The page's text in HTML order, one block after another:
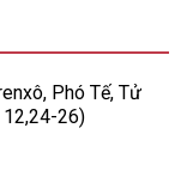
Phó Tế, Tử
26)